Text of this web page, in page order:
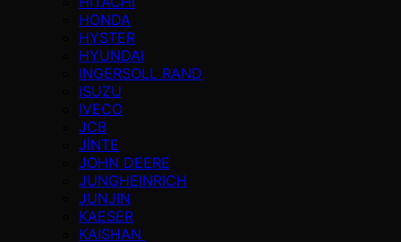
HONDA
HYSTER
HYUNDAI
INGERSOLL RAND
ISUZU
IVECO
JCB
JİNTE
JOHN DEERE
JUNGHEINRICH
JUNJIN
KAESER
KAISHAN